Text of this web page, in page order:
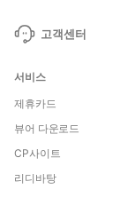
고객센터
서비스
제휴카드
뷰어 다운로드
CP사이트
리디바탕